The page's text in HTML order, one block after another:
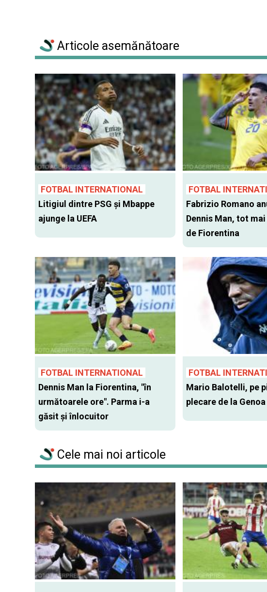
Articole asemănătoare
FOTBAL INTERNATIONAL
Litigiul dintre PSG şi Mbappe
ajunge la UEFA
FOTBAL
Fabrizio Romano
Dennis Man, tot
de Fiorentina
FOTBAL INTERNATIONAL
Dennis Man la Fiorentina, "în
următoarele ore". Parma i-a
găsit şi înlocuitor
FOTBAL
Mario Balotelli, pe
plecare de la Genoa
Cele mai noi articole